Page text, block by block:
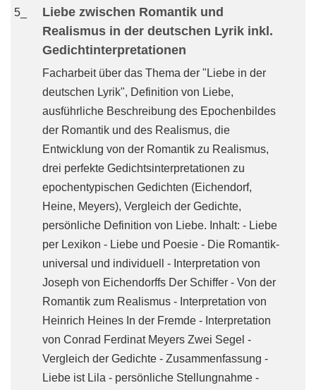
5_
Liebe zwischen Romantik und
Realismus in der deutschen Lyrik inkl.
Gedichtinterpretationen
Facharbeit über das Thema der "Liebe in der
deutschen Lyrik", Definition von Liebe,
ausführliche Beschreibung des Epochenbildes
der Romantik und des Realismus, die
Entwicklung von der Romantik zu Realismus,
drei perfekte Gedichtsinterpretationen zu
epochentypischen Gedichten (Eichendorf,
Heine, Meyers), Vergleich der Gedichte,
persönliche Definition von Liebe. Inhalt: - Liebe
per Lexikon - Liebe und Poesie - Die Romantik-
universal und individuell - Interpretation von
Joseph von Eichendorffs Der Schiffer - Von der
Romantik zum Realismus - Interpretation von
Heinrich Heines In der Fremde - Interpretation
von Conrad Ferdinat Meyers Zwei Segel -
Vergleich der Gedichte - Zusammenfassung -
Liebe ist Lila - persönliche Stellungnahme -